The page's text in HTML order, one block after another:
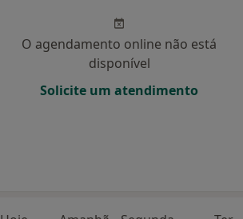
O agendamento online não está
disponível
Solicite um atendimento